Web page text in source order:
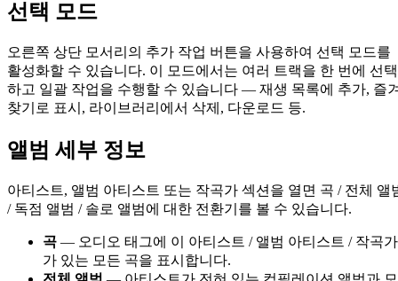
선택 모드
오른쪽 상단 모서리의 추가 작업 버튼을 사용하여 선택 모드를
활성화할 수 있습니다. 이 모드에서는 여러 트랙을 한 번에 선택
하고 일괄 작업을 수행할 수 있습니다 — 재생 목록에 추가, 즐
찾기로 표시, 라이브러리에서 삭제, 다운로드 등.
앨범 세부 정보
아티스트, 앨범 아티스트 또는 작곡가 섹션을 열면 곡 / 전체 앨
/ 독점 앨범 / 솔로 앨범에 대한 전환기를 볼 수 있습니다.
곡 — 오디오 태그에 이 아티스트 / 앨범 아티스트 / 작곡가
가 있는 모든 곡을 표시합니다.